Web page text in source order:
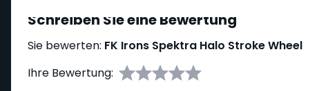
Schreiben Sie eine Bewertung
Sie bewerten: FK Irons Spektra Halo Stroke Wheel
Ihre Bewertung: